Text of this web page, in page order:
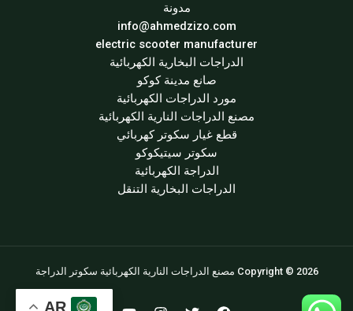
مدونة
info@ahmedzizo.com
electric scooter manufacturer
الدراجات البخارية الكهربائية
صانع مدينة كوكو
مورد الدراجات الكهربائية
مصنع الدراجات النارية الكهربائية
قطع غيار سكوتر كهربائي
سكوتر سيتيكوكو
الدراجة الكهربائية
الدراجات البخارية التنقل
Copyright © 2026 مصنع الدراجات النارية الكهربائية سكوتر الدراجة
AR